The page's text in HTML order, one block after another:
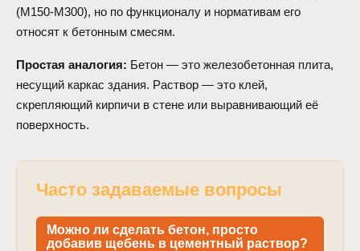
(М150-М300), но по функционалу и нормативам его
относят к бетонным смесям.
Простая аналогия: Бетон — это железобетонная плита,
несущий каркас здания. Раствор — это клей,
скрепляющий кирпичи в стене или выравнивающий её
поверхность.
Часто задаваемые вопросы
Можно ли сделать бетон, просто
добавив щебень в цементный раствор?